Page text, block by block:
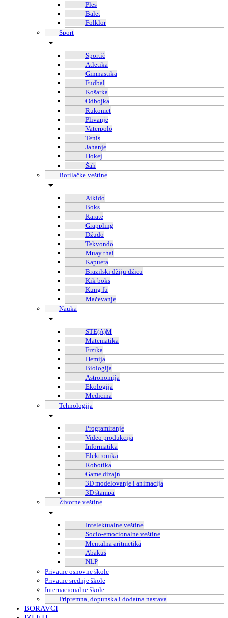
Ples
Balet
Folklor
Sport
Sportić
Atletika
Gimnastika
Fudbal
Košarka
Odbojka
Rukomet
Plivanje
Vaterpolo
Tenis
Jahanje
Hokej
Šah
Borilačke veštine
Aikido
Boks
Karate
Grappling
Džudo
Tekvondo
Muay thai
Kapuera
Brazilski džiju džicu
Kik boks
Kung fu
Mačevanje
Nauka
STE(A)M
Matematika
Fizika
Hemija
Biologija
Astronomija
Ekologija
Medicina
Tehnologija
Programiranje
Video produkcija
Informatika
Elektronika
Robotika
Game dizajn
3D modelovanje i animacija
3D štampa
Životne veštine
Intelektualne veštine
Socio-emocionalne veštine
Mentalna aritmetika
Abakus
NLP
Privatne osnovne škole
Privatne srednje škole
Internacionalne škole
Pripremna, dopunska i dodatna nastava
BORAVCI